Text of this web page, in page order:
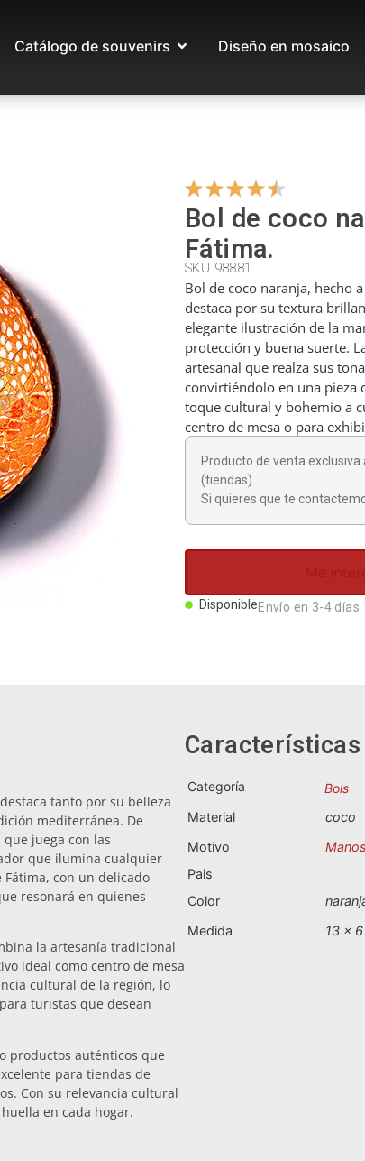
Catálogo de souvenirs Diseño en mosaico
Bol de coco
Fátima.
SKU 98881
Bol de coco naranja, hecho
destaca por su textura
elegante ilustración de la
protección y buena suerte.
artesanal que realza sus
convirtiéndolo en una pieza
toque cultural y bohemio a
centro de mesa o para
Producto de venta exclusiva
(tiendas).
Si quieres que te
Me
DisponibleEnvío en 3-4 días
tanto por su belleza
mediterránea. De
juega con las
que ilumina cualquier
con un delicado
resonará en quienes
la artesanía tradicional
ideal como centro de mesa
cultural de la región, lo
turistas que desean
productos auténticos que
para tiendas de
Con su relevancia cultural
en cada hogar.
Características
Categoría
Bols
Material
coco
Motivo
Manos
Pais
Color
Medida
13 x